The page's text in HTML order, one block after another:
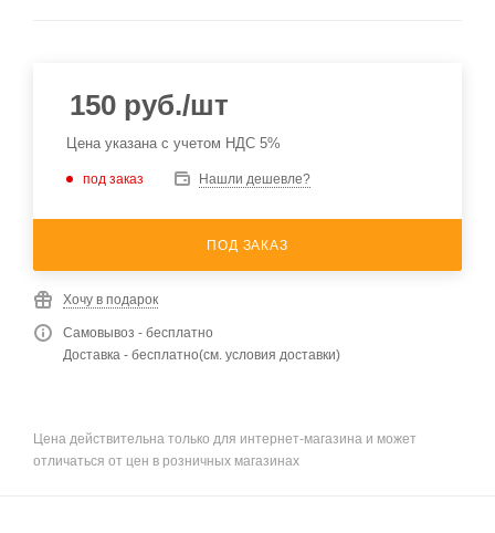
150 руб./шт
Цена указана с учетом НДС 5%
под заказ Нашли дешевле?
ПОД ЗАКАЗ
Хочу в подарок
Самовывоз - бесплатно
Доставка - бесплатно(см. условия доставки)
Цена действительна только для интернет-магазина и может
отличаться от цен в розничных магазинах